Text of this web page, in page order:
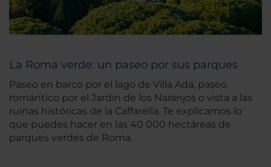
La Roma verde: un paseo por sus parques
Paseo en barco por el lago de Villa Ada, paseo
romántico por el Jardín de los Naranjos o vista a las
ruinas históricas de la Caffarella. Te explicamos lo
que puedes hacer en las 40 000 hectáreas de
parques verdes de Roma.